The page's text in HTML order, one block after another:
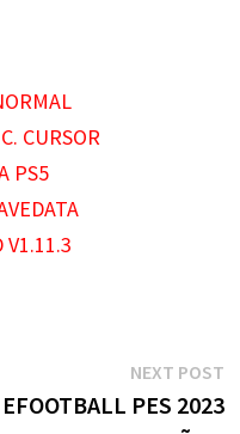
CURSOR
PS5
V1.11.3
NEXT POST
EFOOTBALL PES 2023